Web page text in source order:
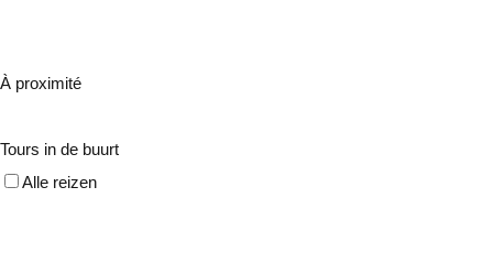
À proximité
Tours in de buurt
Alle reizen